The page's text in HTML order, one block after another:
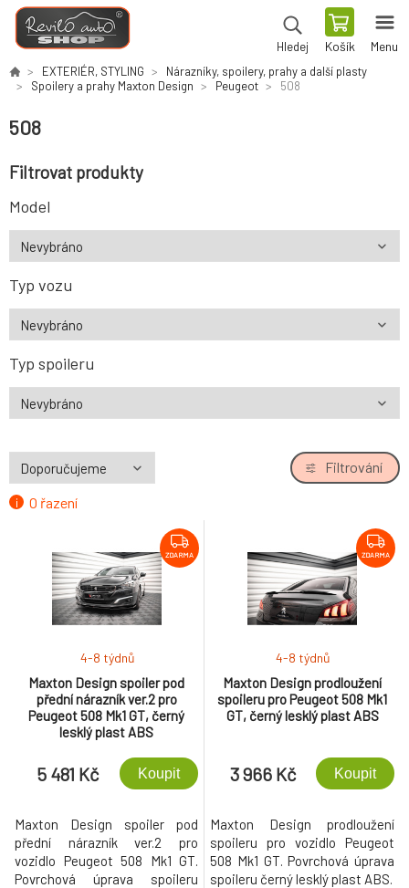
Hledej Košík Menu
EXTERIÉR, STYLING
Nárazníky, spoilery, prahy a další plasty
Spoilery a prahy Maxton Design
Peugeot 508
508
Filtrovat produkty
Model
Typ vozu
Typ spoileru
O řazení
Filtrování
ZDARMA
Maxton Design spoiler pod
přední nárazník ver.2 pro
Peugeot 508 Mk1 GT, černý
lesklý plast ABS
4-8 týdnů
5 481 Kč Koupit
Maxton Design spoiler pod
přední nárazník ver.2 pro
vozidlo Peugeot 508 Mk1 GT.
Povrchová úprava spoileru
ZDARMA
Maxton Design prodloužení
spoileru pro Peugeot 508 Mk1
GT, černý lesklý plast ABS
4-8 týdnů
3 966 Kč Koupit
Maxton Design prodloužení
spoileru pro vozidlo Peugeot
508 Mk1 GT. Povrchová úprava
spoileru černý lesklý plast ABS.